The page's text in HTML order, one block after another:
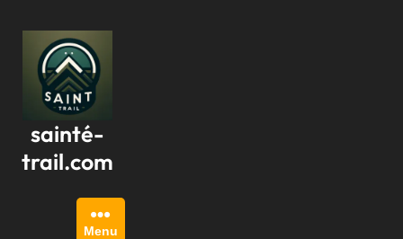
contenu
sainté-
trail.com
Menu